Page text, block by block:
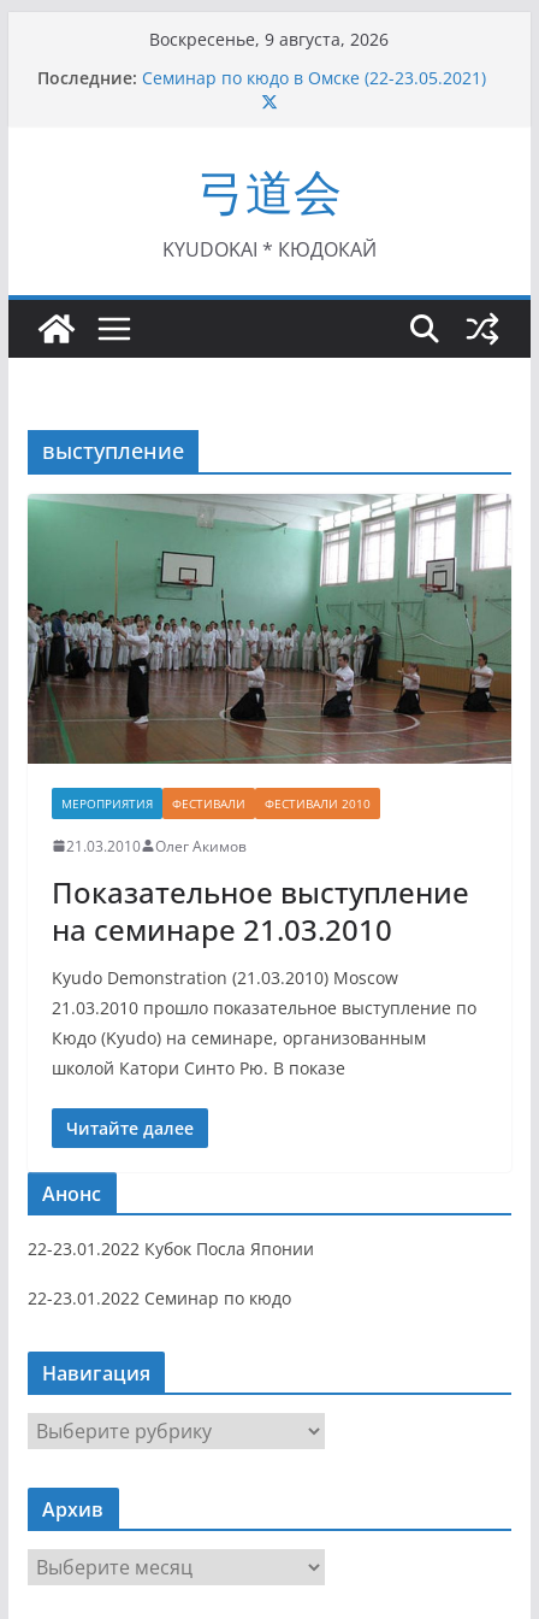
содержимому
Воскресенье, 9 августа, 2026
Последние: Семинар по кюдо в Омске (22-23.05.2021)
Чемпионат Росcии, Дёмино (2-5.09.2021)
II Кубок Посла Японии в России по Кюдо,
Орёл (25.07.2021)
I этап Кубка Московской области по Кюдо /
Сейдокан II (27.06.2021)
弓道会
KYUDOKAI * КЮДОКАЙ
выступление
МЕРОПРИЯТИЯ ФЕСТИВАЛИ ФЕСТИВАЛИ 2010
21.03.2010 Олег Акимов
Показательное выступление
на семинаре 21.03.2010
Kyudo Demonstration (21.03.2010) Moscow
21.03.2010 прошло показательное выступление по
Кюдо (Kyudo) на семинаре, организованным
школой Катори Синто Рю. В показе
Читайте далее
Анонс
22-23.01.2022 Кубок Посла Японии
22-23.01.2022 Семинар по кюдо
Навигация
Н
а
в
г
Архив
р